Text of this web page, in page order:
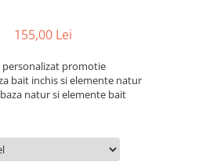
155,00 Lei
personalizat promotie
bait inchis si elemente natur
natur si elemente bait